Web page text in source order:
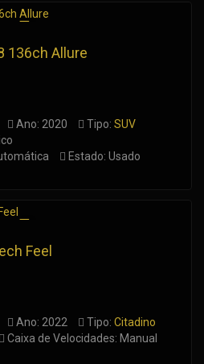
136ch Allure
Ano: 2020 Tipo: SUV
Estado: Usado
Feel
Ano: 2022 Tipo: Citadino
Caixa de Velocidades: Manual